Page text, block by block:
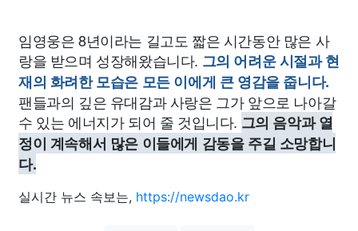
임영웅은 8년이라는 길고도 짧은 시간동안 많은 사
랑을 받으며 성장해왔습니다. 그의 어려운 시절과 현
재의 화려한 모습은 모든 이에게 큰 영감을 줍니다.
팬들과의 깊은 유대감과 사랑은 그가 앞으로 나아갈
수 있는 에너지가 되어 줄 것입니다. 그의 음악과 열
정이 계속해서 많은 이들에게 감동을 주길 소망합니
다.
실시간 뉴스 속보는, https://newsdao.kr